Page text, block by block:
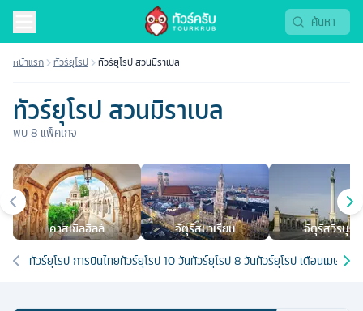
หน้าแรก ทัวร์ยุโรป ทัวร์ยุโรป สวนมิราเบล
ทัวร์ยุโรป สวนมิราเบล
พบ8 แพ็คเกจ
เมืองยอดนิยม
คาสเซิลฮิลล์ จัตุรัสมาเรียน จัตุรัสวีรบุรุษ
เส้นทางที่เกี่ยวข้อง
ทัวร์ยุโรป การบินไทยทัวร์ยุโรป 10 วันทัวร์ยุโรป 8 วันทัวร์ยุโรป เดือนเมษายน